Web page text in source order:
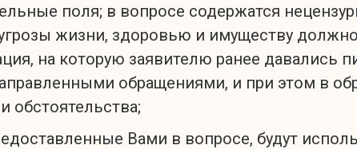
поля; в вопросе содержатся
жизни, здоровью и имуществу
на которую заявителю ранее давались
обращениями, и при этом в
обстоятельства;
Вами в вопросе, будут